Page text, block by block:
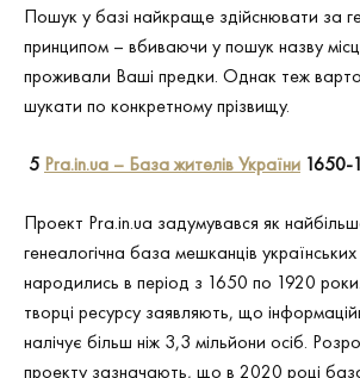
Пошук у базі найкраще здійснювати за
принципом – вбиваючи у пошук назву
проживали Ваші предки. Однак теж
шукати по конкретному прізвищу.
5 Pra.in.ua – База жителів України 1650-
Проект Pra.in.ua задумувався як
генеалогічна база мешканців українських
народились в період з 1650 по 1920
творці ресурсу заявляють, що
налічує більш ніж 3,3 мільйони осіб.
проекту зазначають, що в 2020 році